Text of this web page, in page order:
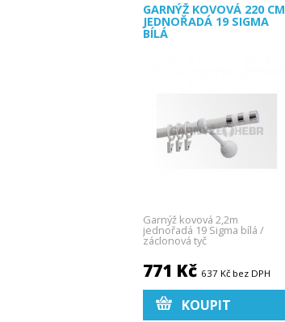
GARNÝŽ KOVOVÁ 220 CM
JEDNOŘADÁ 19 SIGMA
BÍLÁ
Garnýž kovová 2,2m
jednořadá 19 Sigma bílá /
záclonová tyč
771 Kč 637 Kč bez DPH
KOUPIT